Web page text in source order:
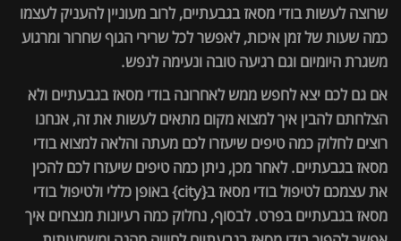
שרוצה לעשות בודי מסאז בגבעתיים, לרוב מעוניין להעניק לעצמו
כמה שעות של זמן איכות, לאפשר לכל שרירי הגוף שחרור ומרגוע
משגרת היומיום וגם רגיעה טובה ונעימה לנפש.
אם גם לכם יצא לחפש ממש לאחרונה בודי מסאז בגבעתיים ולא
הצלחתם להבין איך למצוא מקום מתאים לעשות את זה, אנחנו
רוצים לחלוק כמה טיפים שיעזרו לכם מעתה והלאה למצוא בודי
מסאז בגבעתיים. לאחר מכן, ניתן כמה טיפים שיעזרו לכם להכין
את עצמכם לטיפול בודי מסאז ב{city} באופן כללי ולטיפול בודי
מסאז בגבעתיים בפרט. לבסוף, נחלוק כמה רעיונות מנצחים איך